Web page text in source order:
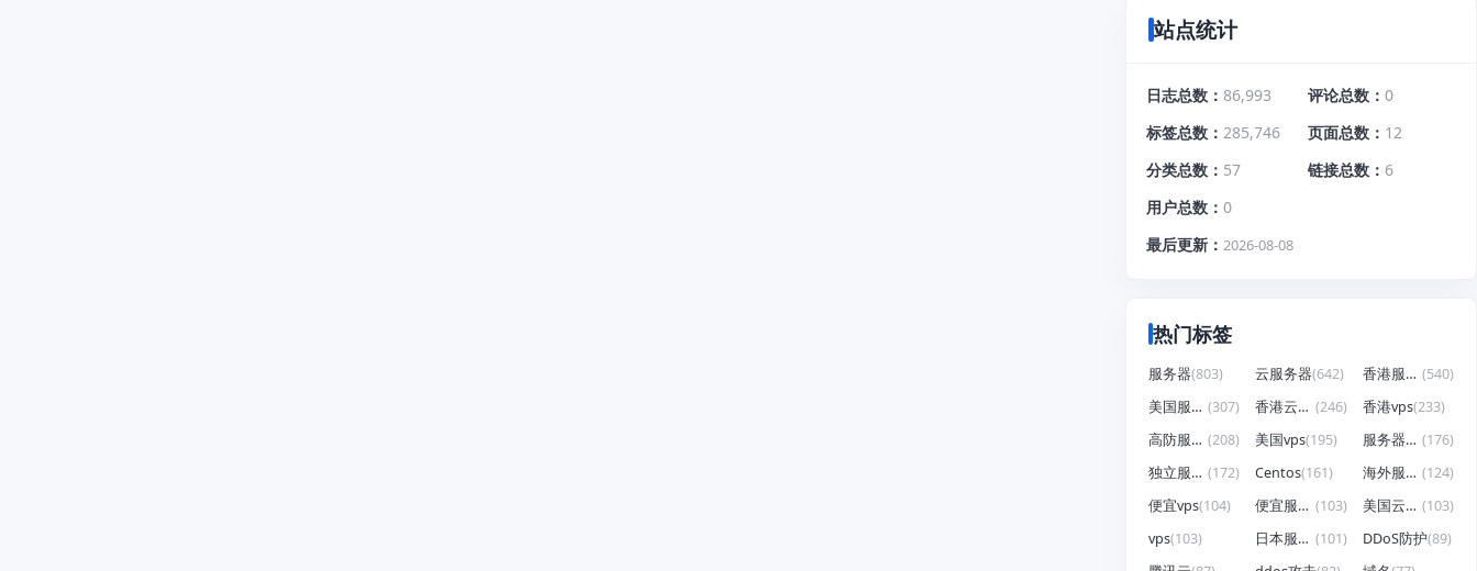
站点统计
日志总数 86,993 评论总数
0
标签总数
285,746 页面总数
12
分类总数
57 链接总数
6
用户总数
0
最后更新
2026-08-08
热门标签
服务器(803) 云服务器(642) 香港服务器 (540)
美国服务器 (307) 香港云服务器 (246) 香港vps(233)
高防服务器 (208) 美国vps(195) 服务器租用 (176)
独立服务器 (172) Centos(161) 海外服务器 (124)
便宜vps(104) 便宜服务器 (103) 美国云服务器 (103)
vps(103) 日本服务器 (101) DDoS防护(89)